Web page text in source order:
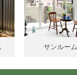
サンルーム